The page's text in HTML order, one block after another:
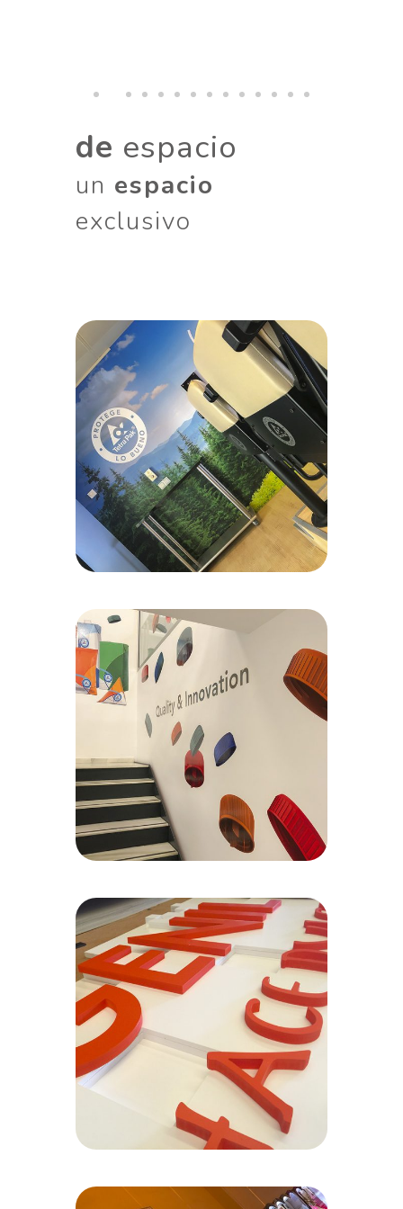
de espacio
un espacio
exclusivo